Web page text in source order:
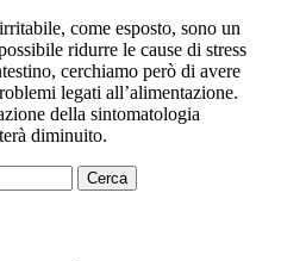
come esposto, sono un
ridurre le cause di stress
cerchiamo però di avere
legati all’alimentazione.
della sintomatologia
diminuito.